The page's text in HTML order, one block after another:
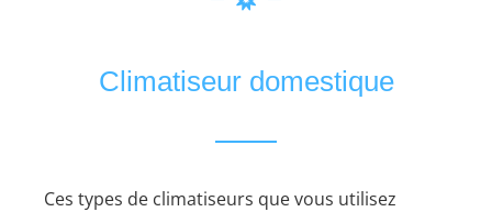
Climatiseur domestique
Ces types de climatiseurs que vous utilisez